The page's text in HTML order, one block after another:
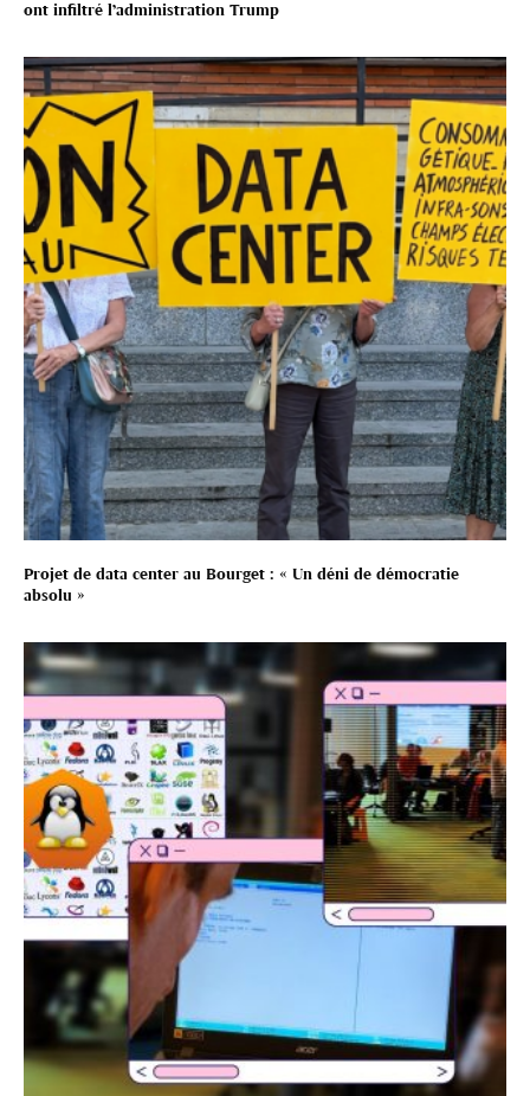
ont infiltré l’administration Trump
Projet de data center au Bourget : « Un déni de démocratie
absolu »